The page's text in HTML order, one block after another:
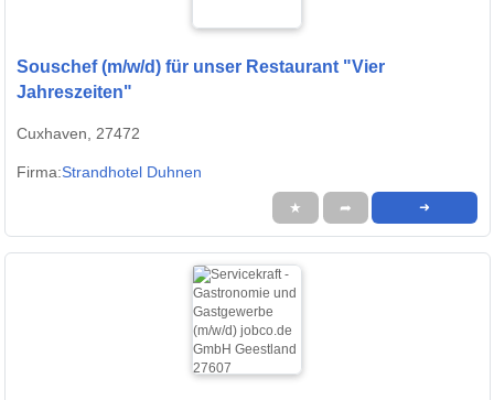
Souschef (m/w/d) für unser Restaurant "Vier
Jahreszeiten"
Cuxhaven, 27472
Firma:Strandhotel Duhnen
★ ➦ ➜